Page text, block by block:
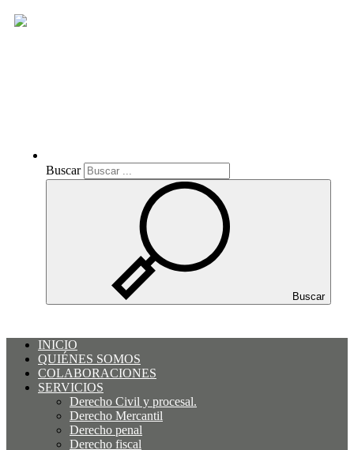
Buscar
Buscar
INICIO
QUIÉNES SOMOS
COLABORACIONES
SERVICIOS
Derecho Civil y procesal.
Derecho Mercantil
Derecho penal
Derecho fiscal